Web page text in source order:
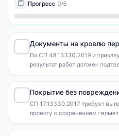
Прогресс 0/6
Документы на кровлю
По СП 48.13330.2019 и
результат работ должен
исполнительной
материалами.
Покрытие без
СП 17.13330.2017 требует
проекту с сохранением
защитных слоев покрытия.